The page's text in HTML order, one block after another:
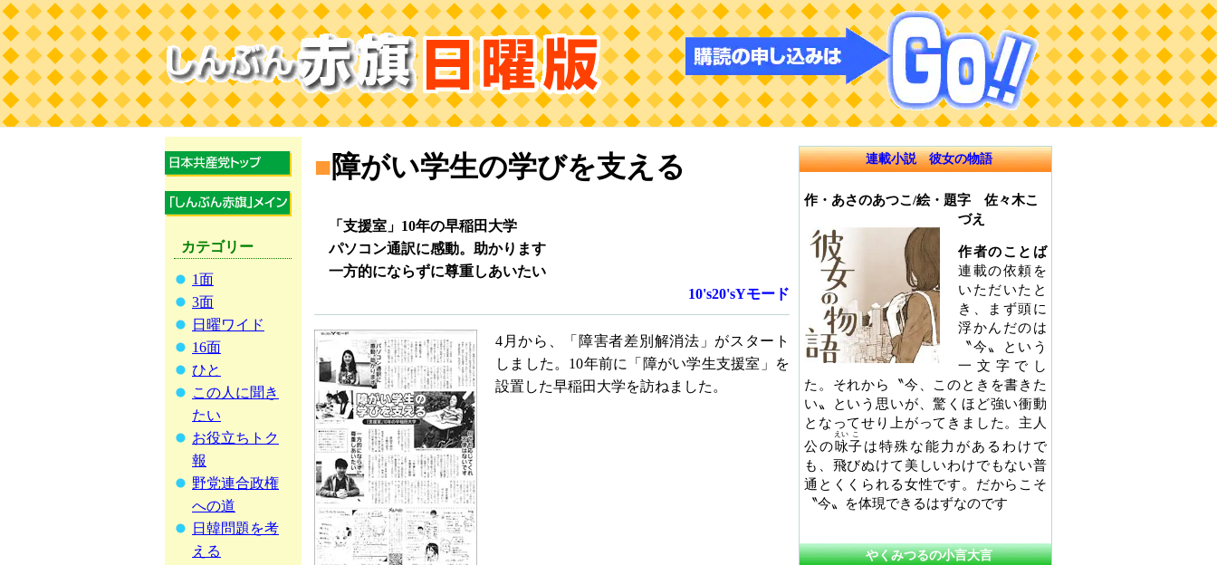
カテゴリー
1面
3面
日曜ワイド
16面
ひと
この人に聞き
たい
お役立ちトク
報
野党連合政権
への道
日韓問題を考
える
■障がい学生の学びを支える
「支援室」10年の早稲田大学
パソコン通訳に感動。助かります
一方的にならずに尊重しあいたい
10's20'sYモード
4月から、「障害者差別解消法」がスタート
しました。10年前に「障がい学生支援室」を
設置した早稲田大学を訪ねました。
連載小説 彼女の物語
作・あさのあつこ/絵・題字 佐々木こ
づえ
作者のことば
連載の依頼を
いただいたと
き、まず頭に
浮かんだのは
〝今〟という
一文字でし
た。それから〝今、このときを書きた
い〟という思いが、驚くほど強い衝動
となってせり上がってきました。主人
公の咏
えい
子
こ
は特殊な能力があるわけで
も、飛びぬけて美しいわけでもない普
通とくくられる女性です。だからこそ
〝今〟を体現できるはずなのです
やくみつるの小言大言